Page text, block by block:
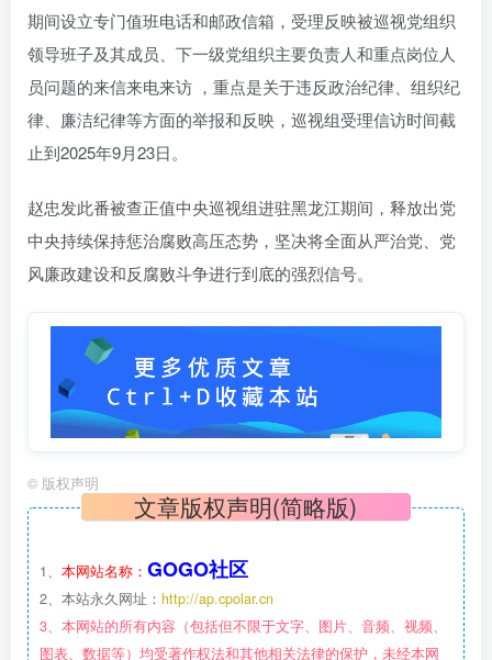
期间设立专门值班电话和邮政信箱，受理反映被巡视党组织
领导班子及其成员、下一级党组织主要负责人和重点岗位人
员问题的来信来电来访 ，重点是关于违反政治纪律、组织纪
律、廉洁纪律等方面的举报和反映，巡视组受理信访时间截
止到2025年9月23日。
赵忠发此番被查正值中央巡视组进驻黑龙江期间，释放出党
中央持续保持惩治腐败高压态势，坚决将全面从严治党、党
风廉政建设和反腐败斗争进行到底的强烈信号。
© 版权声明
文章版权声明(简略版)
1、 本网站名称： GOGO社区
2、本站永久网址： http://ap.cpolar.cn
3、本网站的所有内容（包括但不限于文字、图片、音频、视频、
图表、数据等）均受著作权法和其他相关法律的保护，未经本网